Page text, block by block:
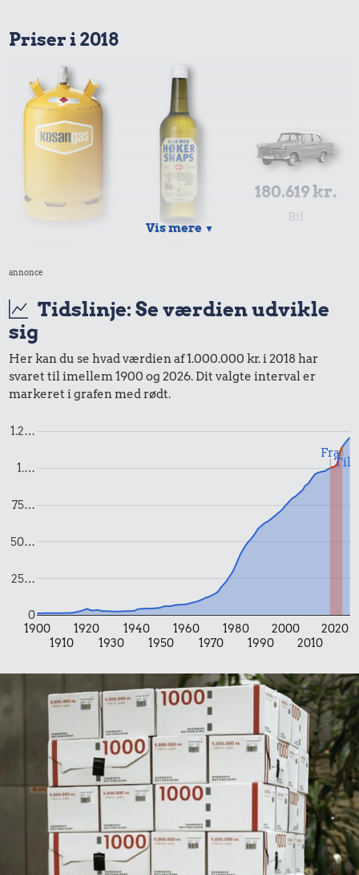
Priser i 2018
10 kg gas
180.619 kr.
Bil
5,04 kr.
269 kr.
525 kr.
Flybillet,
København-
Mallorca
16 kr.
10 karklude
50 kr.
1/2 kg kaffe
Vis mere ▼
annonce
Tidslinje: Se værdien udvikle
sig
Her kan du se hvad værdien af 1.000.000 kr. i 2018 har
svaret til imellem 1900 og 2026. Dit valgte interval er
markeret i grafen med rødt.
1900
1910
1920
1930
1940
1950
1960
1970
1980
1990
2000
2010
2020
0
25…
50…
75…
1.…
1.2…
Fra
Til